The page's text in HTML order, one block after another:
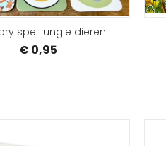
spel jungle dieren
€ 0,95